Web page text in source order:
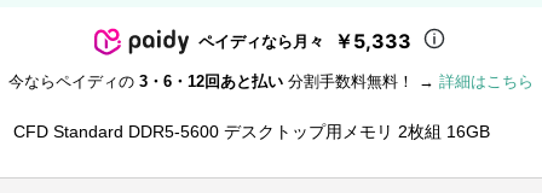
ペイディなら月々 ￥5,333
今ならペイディの 3・6・12回あと払い 分割手数料無料！ → 詳細はこちら
CFD Standard DDR5-5600 デスクトップ用メモリ 2枚組 16GB